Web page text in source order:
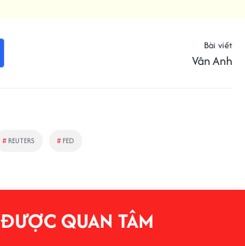
Bài viết
Vân Anh
# REUTERS # FED
ĐƯỢC QUAN TÂM